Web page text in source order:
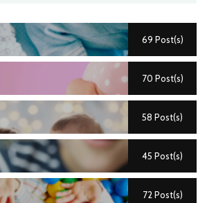
69 Post(s)
70 Post(s)
58 Post(s)
45 Post(s)
72 Post(s)